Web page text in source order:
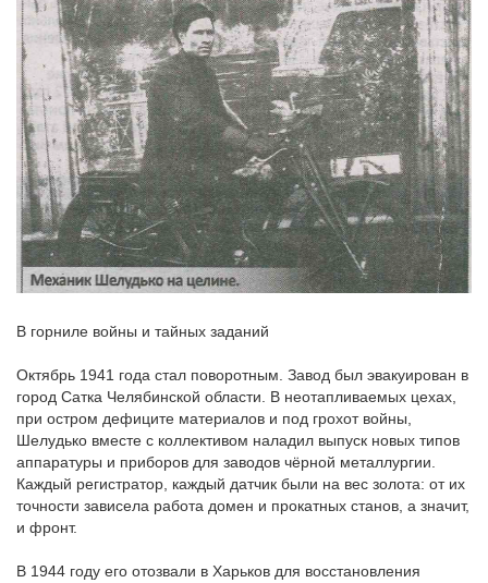
В горниле войны и тайных заданий
Октябрь 1941 года стал поворотным. Завод был эвакуирован в
город Сатка Челябинской области. В неотапливаемых цехах,
при остром дефиците материалов и под грохот войны,
Шелудько вместе с коллективом наладил выпуск новых типов
аппаратуры и приборов для заводов чёрной металлургии.
Каждый регистратор, каждый датчик были на вес золота: от их
точности зависела работа домен и прокатных станов, а значит,
и фронт.
В 1944 году его отозвали в Харьков для восстановления